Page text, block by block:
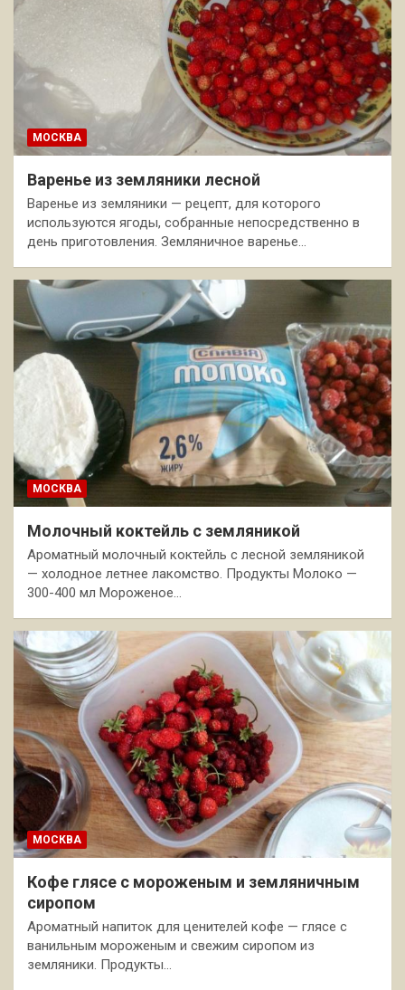
МОСКВА
Варенье из земляники лесной
Варенье из земляники — рецепт, для которого
используются ягоды, собранные непосредственно в
день приготовления. Земляничное варенье…
МОСКВА
Молочный коктейль с земляникой
Ароматный молочный коктейль с лесной земляникой
— холодное летнее лакомство. Продукты Молоко —
300-400 мл Мороженое…
МОСКВА
Кофе глясе с мороженым и земляничным
сиропом
Ароматный напиток для ценителей кофе — глясе с
ванильным мороженым и свежим сиропом из
земляники. Продукты…